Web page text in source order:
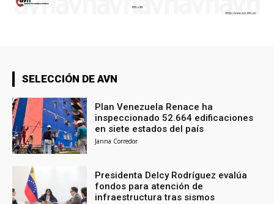
SELECCIÓN DE AVN
Plan Venezuela Renace ha
inspeccionado 52.664 edificaciones
en siete estados del país
Janna Corredor
Presidenta Delcy Rodríguez evalúa
fondos para atención de
infraestructura tras sismos